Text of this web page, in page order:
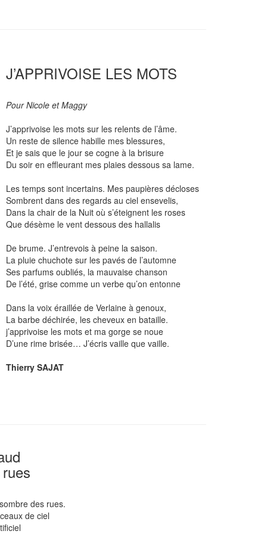
J’APPRIVOISE LES MOTS
Pour Nicole et Maggy
J’apprivoise les mots sur les relents de l’âme.
Un reste de silence habille mes blessures,
Et je sais que le jour se cogne à la brisure
Du soir en effleurant mes plaies dessous sa lame.
Les temps sont incertains. Mes paupières décloses
Sombrent dans des regards au ciel ensevelis,
Dans la chair de la Nuit où s’éteignent les roses
Que désème le vent dessous des hallalis
De brume. J’entrevois à peine la saison.
La pluie chuchote sur les pavés de l’automne
Ses parfums oubliés, la mauvaise chanson
De l’été, grise comme un verbe qu’on entonne
Dans la voix éraillée de Verlaine à genoux,
La barbe déchirée, les cheveux en bataille.
j’apprivoise les mots et ma gorge se noue
D’une rime brisée… J’écris vaille que vaille.
Thierry SAJAT
des rues.
de ciel